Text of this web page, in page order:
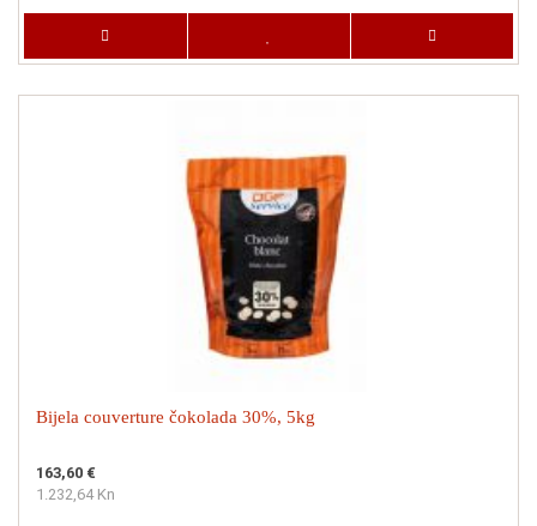
Bijela couverture čokolada 30%, 5kg
163,60 €
1.232,64 Kn